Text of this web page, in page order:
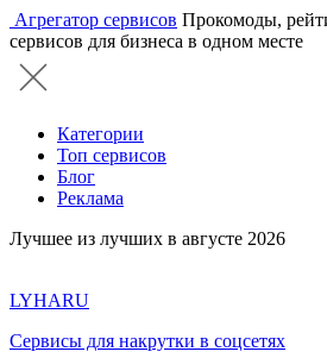
Агрегатор сервисов Прокомоды,
сервисов для бизнеса в одном месте
Категории
Топ сервисов
Блог
Реклама
Лучшее из лучших в августе 2026
LYHARU
Сервисы для накрутки в соцсетях